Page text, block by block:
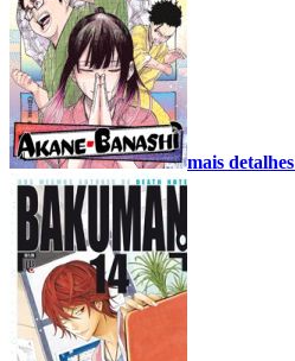
mais detalhes